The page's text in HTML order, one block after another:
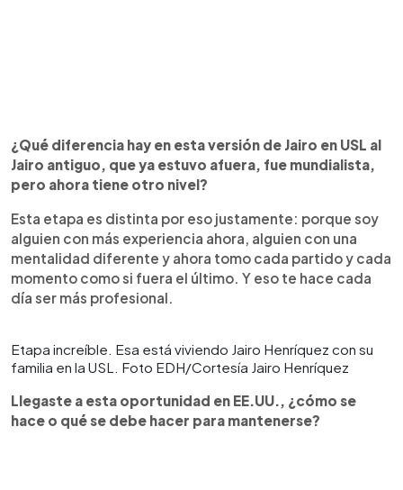
¿Qué diferencia hay en esta versión de Jairo en USL al
Jairo antiguo, que ya estuvo afuera, fue mundialista,
pero ahora tiene otro nivel?
Esta etapa es distinta por eso justamente: porque soy
alguien con más experiencia ahora, alguien con una
mentalidad diferente y ahora tomo cada partido y cada
momento como si fuera el último. Y eso te hace cada
día ser más profesional.
Etapa increíble. Esa está viviendo Jairo Henríquez con su
familia en la USL. Foto EDH/Cortesía Jairo Henríquez
Llegaste a esta oportunidad en EE.UU., ¿cómo se
hace o qué se debe hacer para mantenerse?